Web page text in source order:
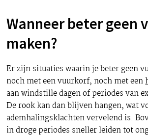
Wanneer beter geen
maken?
Er zijn situaties waarin je beter geen
noch met een vuurkorf, noch met een
aan windstille dagen of periodes van
De rook kan dan blijven hangen, wat
ademhalingsklachten vervelend is.
in droge periodes sneller leiden tot